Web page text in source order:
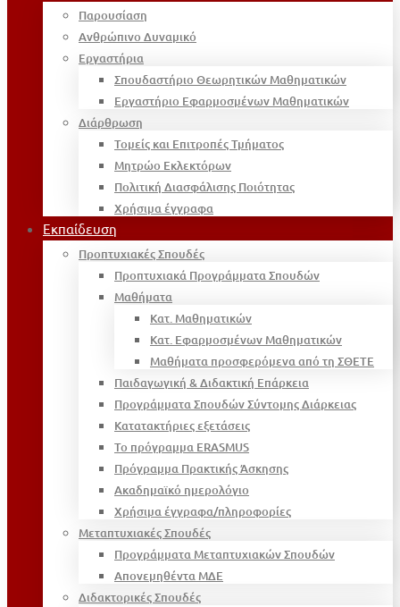
Παρουσίαση
Ανθρώπινο Δυναμικό
Εργαστήρια
Σπουδαστήριο Θεωρητικών Μαθηματικών
Εργαστήριο Εφαρμοσμένων Μαθηματικών
Διάρθρωση
Τομείς και Επιτροπές Τμήματος
Μητρώο Εκλεκτόρων
Πολιτική Διασφάλισης Ποιότητας
Χρήσιμα έγγραφα
Εκπαίδευση
Προπτυχιακές Σπουδές
Προπτυχιακά Προγράμματα Σπουδών
Μαθήματα
Κατ. Μαθηματικών
Κατ. Εφαρμοσμένων Μαθηματικών
Μαθήματα προσφερόμενα από τη ΣΘΕΤΕ
Παιδαγωγική & Διδακτική Επάρκεια
Προγράμματα Σπουδών Σύντομης Διάρκειας
Κατατακτήριες εξετάσεις
Το πρόγραμμα ERASMUS
Πρόγραμμα Πρακτικής Άσκησης
Ακαδημαϊκό ημερολόγιο
Χρήσιμα έγγραφα/πληροφορίες
Μεταπτυχιακές Σπουδές
Προγράμματα Μεταπτυχιακών Σπουδών
Απονεμηθέντα ΜΔΕ
Διδακτορικές Σπουδές